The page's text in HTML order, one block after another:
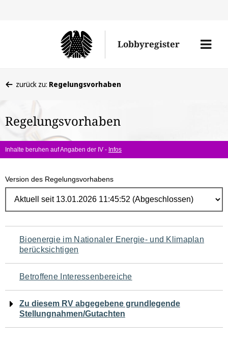
Lobbyregister
Menü
befinden
hier:
zurück zu: Regelungsvorhaben
Regelungsvorhaben
Inhalte beruhen auf Angaben der IV - Infos
Version des Regelungsvorhabens
Navigation
für
den
Seiteninhalt
Bioenergie im Nationaler Energie- und Klimaplan
berücksichtigen
Betroffene Interessenbereiche
Zu diesem RV abgegebene grundlegende
Stellungnahmen/Gutachten